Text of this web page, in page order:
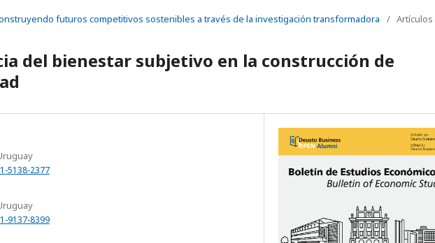
futuros competitivos sostenibles a través de la investigación transformadora
/ Artículos
del bienestar subjetivo en la construcción de
5138-2377
9137-8399